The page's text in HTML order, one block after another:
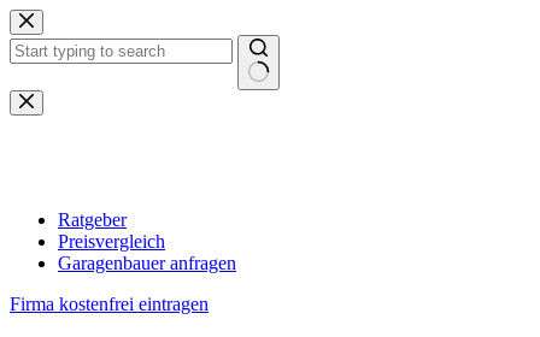
Zum
Inhalt
springen
Keine
Ergebnisse
Ratgeber
Preisvergleich
Garagenbauer anfragen
Firma kostenfrei eintragen